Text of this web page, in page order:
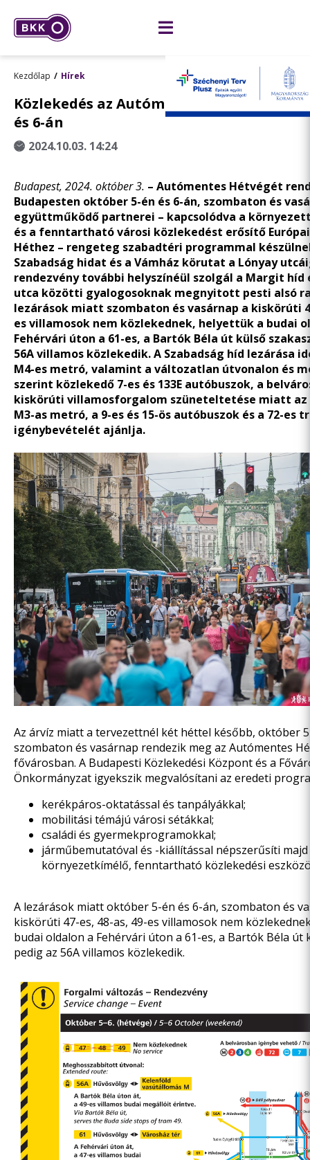
Kezdőlap Hírek
Közlekedés az Autómentes Hétvégén,
és 6-án
2024.10.03. 14:24
Budapest, 2024. október 3. – Autómentes Hétvégét
Budapesten október 5-én és 6-án, szombaton és
együttműködő partnerei – kapcsolódva a
és a fenntartható városi közlekedést erősítő
Héthez – rengeteg szabadtéri programmal
Szabadság hidat és a Vámház körutat a Lónyay
rendezvény további helyszínéül szolgál a Margit híd
utca közötti gyalogosoknak megnyitott pesti alsó
lezárások miatt szombaton és vasárnap a kiskörúti
es villamosok nem közlekednek, helyettük a budai
Fehérvári úton a 61-es, a Bartók Béla út külső
56A villamos közlekedik. A Szabadság híd lezárása
M4-es metró, valamint a változatlan útvonalon és
szerint közlekedő 7-es és 133E autóbuszok, a
kiskörúti villamosforgalom szüneteltetése miatt
M3-as metró, a 9-es és 15-ös autóbuszok és a 72-es
igénybevételét ajánlja.
Az árvíz miatt a tervezettnél két héttel később, október
szombaton és vasárnap rendezik meg az Autómentes
fővárosban. A Budapesti Közlekedési Központ és a
Önkormányzat igyekszik megvalósítani az eredeti
kerékpáros-oktatással és tanpályákkal;
mobilitási témájú városi sétákkal;
családi és gyermekprogramokkal;
járműbemutatóval és -kiállítással népszerűsíti majd
környezetkímélő, fenntartható közlekedési
A lezárások miatt október 5-én és 6-án, szombaton és
kiskörúti 47-es, 48-as, 49-es villamosok nem
budai oldalon a Fehérvári úton a 61-es, a Bartók Béla út
pedig az 56A villamos közlekedik.